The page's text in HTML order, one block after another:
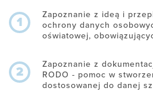
1
Zapoznanie z ideą i
ochrony danych
oświatowej,
2
Zapoznanie z
RODO - pomoc w
dostosowanej do danej